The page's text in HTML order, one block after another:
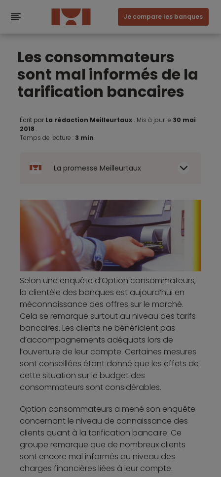
Je compare les banques
Les consommateurs
sont mal informés de la
tarification bancaires
Écrit par La rédaction Meilleurtaux . Mis à jour le 30 mai
2018 .
Temps de lecture : 3 min
La promesse Meilleurtaux
Selon une enquête d’Option consommateurs,
la clientèle des banques est aujourd’hui en
méconnaissance des offres sur le marché.
Cela se remarque surtout au niveau des tarifs
bancaires. Les clients ne bénéficient pas
d’accompagnements adéquats lors de
l’ouverture de leur compte. Certaines mesures
sont conseillées étant donné que les effets de
cette situation sur le budget des
consommateurs sont considérables.
Option consommateurs a mené son enquête
concernant le niveau de connaissance des
clients quant à la tarification bancaire. Ce
groupe remarque que de nombreux clients
sont encore mal informés au niveau des
charges financières liées à leur compte.